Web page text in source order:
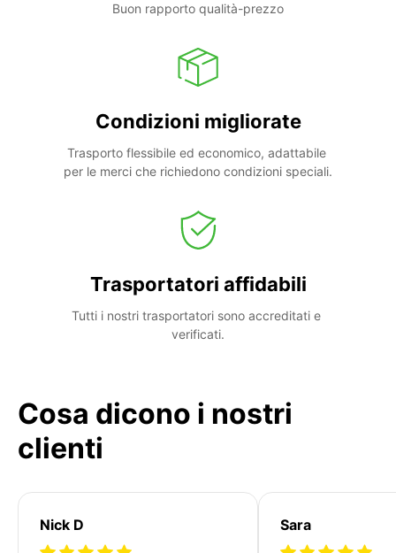
Buon rapporto qualità-prezzo
Condizioni migliorate
Trasporto flessibile ed economico, adattabile
per le merci che richiedono condizioni speciali.
Trasportatori affidabili
Tutti i nostri trasportatori sono accreditati e
verificati.
Cosa dicono i nostri
clienti
Nick D Sara